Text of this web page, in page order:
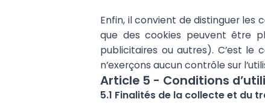
Enfin, il convient de distinguer les
que des cookies peuvent être
publicitaires ou autres). C’est le
n’exerçons aucun contrôle sur
Article 5 - Conditions
5.1 Finalités de la collecte et du